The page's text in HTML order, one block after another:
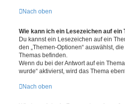
Nach oben
Wie kann ich ein Lesezeichen auf
Du kannst ein Lesezeichen auf ein
den „Themen-Optionen“ auswählst,
Themas befinden.
Wenn du bei der Antwort auf ein
wurde“ aktivierst, wird das Thema
Nach oben